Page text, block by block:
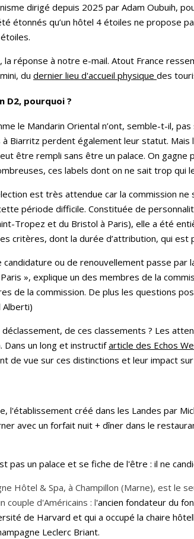
dirigé depuis 2025 par Adam Oubuih,
étonnés qu’un hôtel 4 étoiles ne propose
la réponse à notre e-mail. Atout France
du dernier lieu d'accueil physique des
D2, pourquoi ?
le Mandarin Oriental n’ont, semble-t-il,
à Biarritz perdent également leur statut.
être rempli sans être un palace. On
ces labels dont on ne sait trop qui
est très attendue car la commission
période difficile. Constituée de
Tropez et du Bristol à Paris), elle a été
critères, dont la durée d’attribution, qui est
candidature ou de renouvellement passe
», explique un des membres de la
de la commission. De plus les questions
Alberti)
de ces classements ? Les
Dans un long et instructifarticle des Echos
de vue sur ces distinctions et leur impact
l'établissement créé dans les Landes par
avec un forfait nuit + dîner dans le
pas un palace et se fiche de l'être : il ne
Hôtel & Spa, à Champillon (Marne), est le
couple d'Américains : l'ancien fondateur du
de Harvard et qui a occupé la chaire
Leclerc Briant.